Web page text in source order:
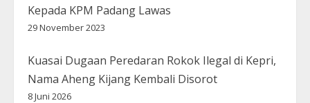
Kepada KPM Padang Lawas
29 November 2023
Kuasai Dugaan Peredaran Rokok Ilegal di Kepri,
Nama Aheng Kijang Kembali Disorot
8 Juni 2026